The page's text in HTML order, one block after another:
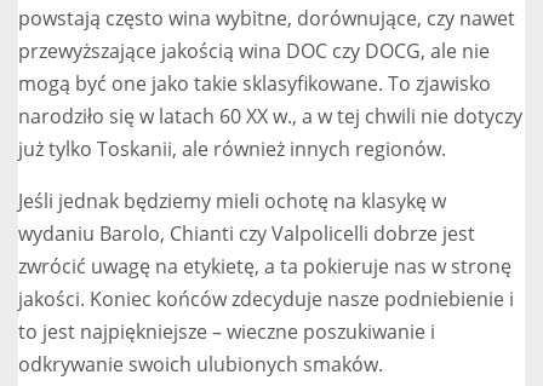
powstają często wina wybitne, dorównujące, czy nawet
przewyższające jakością wina DOC czy DOCG, ale nie
mogą być one jako takie sklasyfikowane. To zjawisko
narodziło się w latach 60 XX w., a w tej chwili nie dotyczy
już tylko Toskanii, ale również innych regionów.
Jeśli jednak będziemy mieli ochotę na klasykę w
wydaniu Barolo, Chianti czy Valpolicelli dobrze jest
zwrócić uwagę na etykietę, a ta pokieruje nas w stronę
jakości. Koniec końców zdecyduje nasze podniebienie i
to jest najpiękniejsze – wieczne poszukiwanie i
odkrywanie swoich ulubionych smaków.